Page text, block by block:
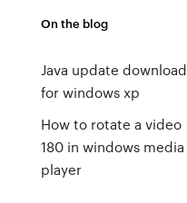
On the blog
Java update download
for windows xp
How to rotate a video
180 in windows media
player